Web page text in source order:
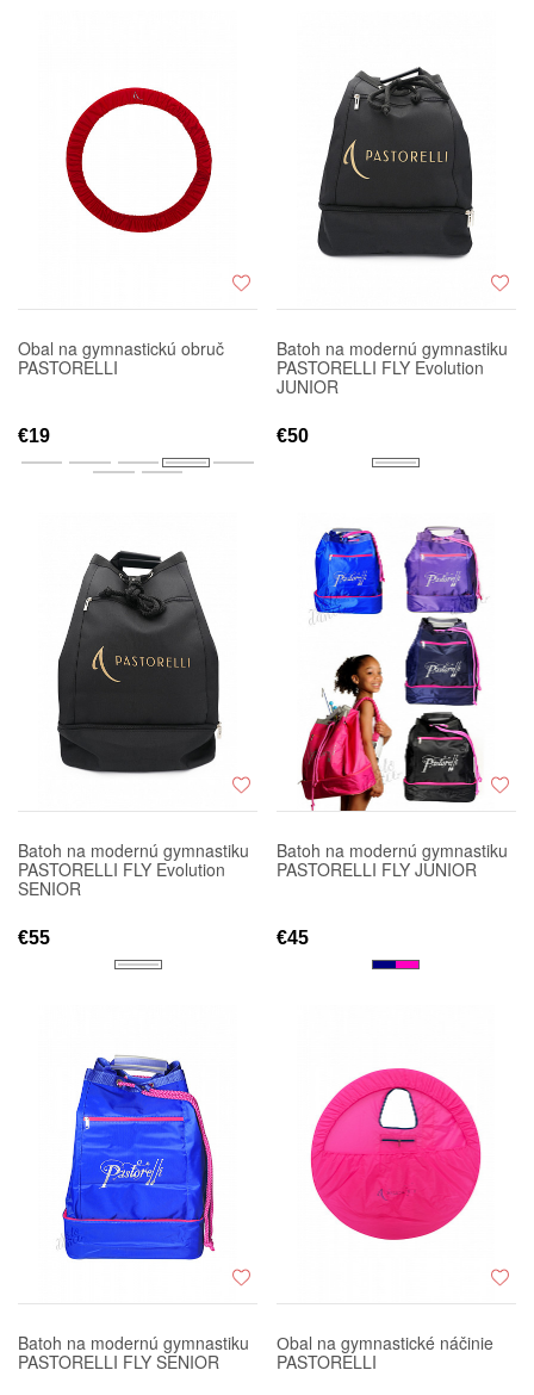
Obal na gymnastickú obruč
PASTORELLI
€19
Batoh na modernú gymnastiku
PASTORELLI FLY Evolution
JUNIOR
€50
Batoh na modernú gymnastiku
PASTORELLI FLY Evolution
SENIOR
€55
Batoh na modernú gymnastiku
PASTORELLI FLY JUNIOR
€45
Batoh na modernú gymnastiku
PASTORELLI FLY SENIOR
Оbal na gymnastické náčinie
PASTORELLI